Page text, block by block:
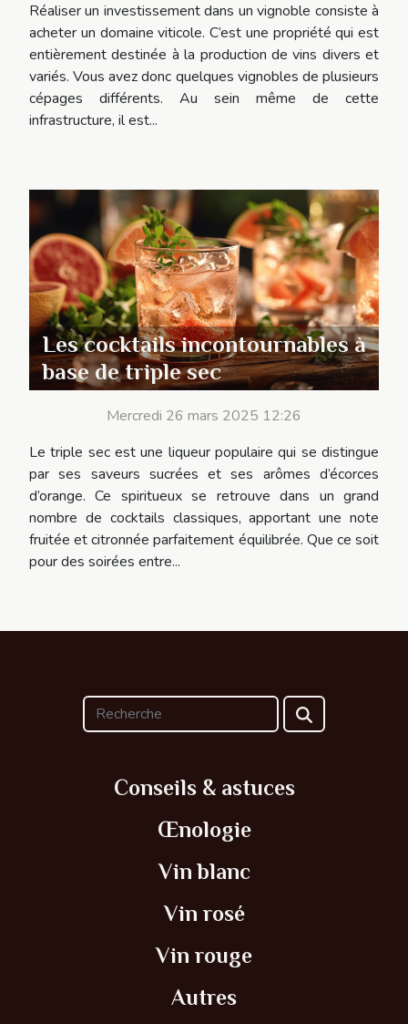
Réaliser un investissement dans un vignoble consiste à
acheter un domaine viticole. C’est une propriété qui est
entièrement destinée à la production de vins divers et
variés. Vous avez donc quelques vignobles de plusieurs
cépages différents. Au sein même de cette
infrastructure, il est...
Les cocktails incontournables à
base de triple sec
Mercredi 26 mars 2025 12:26
Le triple sec est une liqueur populaire qui se distingue
par ses saveurs sucrées et ses arômes d’écorces
d’orange. Ce spiritueux se retrouve dans un grand
nombre de cocktails classiques, apportant une note
fruitée et citronnée parfaitement équilibrée. Que ce soit
pour des soirées entre...
Conseils & astuces
Œnologie
Vin blanc
Vin rosé
Vin rouge
Autres